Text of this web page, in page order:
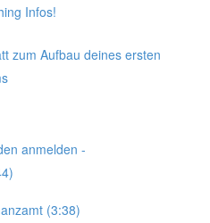
Infos!
zum Aufbau deines ersten
anmelden -
(3:38)